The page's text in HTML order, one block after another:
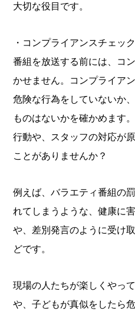
大切な役目です。
・コンプライアンスチェック
番組を放送する前には、コ
かせません。コンプライア
危険な行為をしていないか
ものはないかを確かめます
行動や、スタッフの対応が
ことがありませんか？
例えば、バラエティ番組の
れてしまうような、健康に
や、差別発言のように受け
どです。
現場の人たちが楽しくやっ
や、子どもが真似をしたら